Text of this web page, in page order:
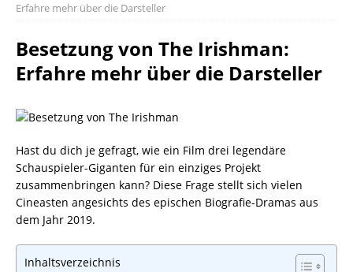
Erfahre mehr über die Darsteller
Besetzung von The Irishman:
Erfahre mehr über die Darsteller
Hast du dich je gefragt, wie ein Film drei legendäre
Schauspieler-Giganten für ein einziges Projekt
zusammenbringen kann? Diese Frage stellt sich vielen
Cineasten angesichts des epischen Biografie-Dramas aus
dem Jahr 2019.
Inhaltsverzeichnis